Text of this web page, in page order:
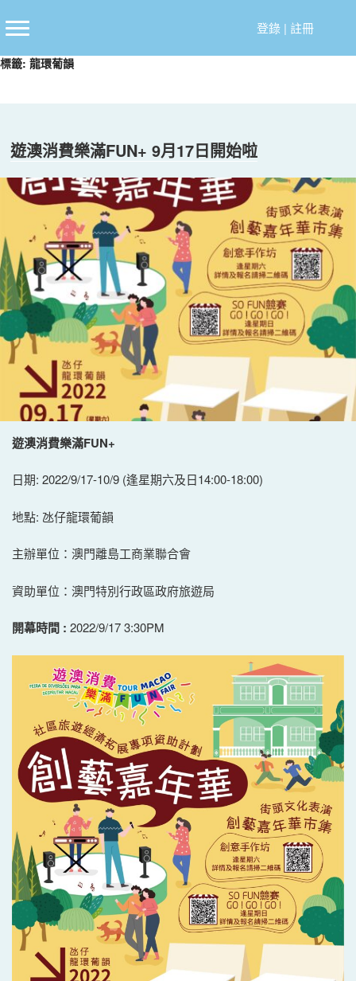
至
要
登錄| 註冊
標籤: 龍環葡韻
遊澳消費樂滿FUN+ 9月17日開始啦
遊澳消費樂滿FUN+
日期: 2022/9/17-10/9 (逢星期六及日14:00-18:00)
地點: 氹仔龍環葡韻
主辦單位：澳門離島工商業聯合會
資助單位：澳門特別行政區政府旅遊局
開幕時間 : 2022/9/17 3:30PM